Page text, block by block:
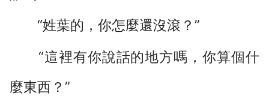
“姓葉的，你怎麼還沒滾？”
“這裡有你說話的地方嗎，你算個什
麼東西？”